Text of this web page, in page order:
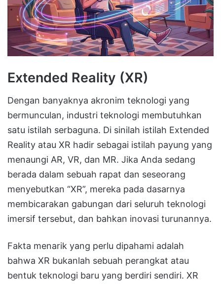
Extended Reality (XR)
Dengan banyaknya akronim teknologi yang
bermunculan, industri teknologi membutuhkan
satu istilah serbaguna. Di sinilah istilah Extended
Reality atau XR hadir sebagai istilah payung yang
menaungi AR, VR, dan MR. Jika Anda sedang
berada dalam sebuah rapat dan seseorang
menyebutkan “XR”, mereka pada dasarnya
membicarakan gabungan dari seluruh teknologi
imersif tersebut, dan bahkan inovasi turunannya.
Fakta menarik yang perlu dipahami adalah
bahwa XR bukanlah sebuah perangkat atau
bentuk teknologi baru yang berdiri sendiri. XR